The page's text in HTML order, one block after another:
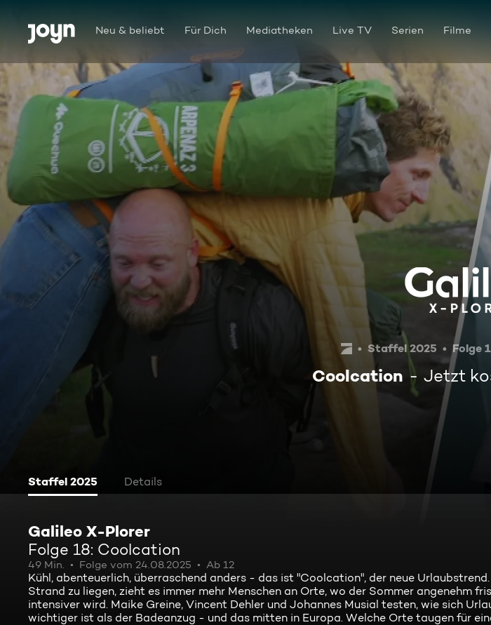
Zum Inhalt springen
Barrierefrei Neu & beliebt Für Dich Mediatheken Live TV Serien Filme
Staffel 2025 Folge
Coolcation Jetzt
Staffel 2025 Details
Galileo X-Plorer
Folge 18: Coolcation
49 Min. Folge vom 24.08.2025 Ab 12
Kühl, abenteuerlich, überraschend anders - das ist "Coolcation", der neue
Strand zu liegen, zieht es immer mehr Menschen an Orte, wo der Sommer angenehm
intensiver wird. Maike Greine, Vincent Dehler und Johannes Musial testen, wie sich
wichtiger ist als der Badeanzug - und das mitten in Europa. Welche Orte taugen für